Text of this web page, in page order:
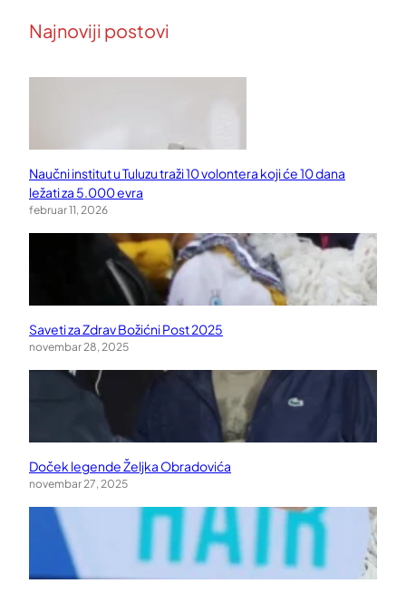
Najnoviji postovi
Naučni institut u Tuluzu traži 10 volontera koji će 10 dana
ležati za 5.000 evra
februar 11, 2026
Saveti za Zdrav Božićni Post 2025
novembar 28, 2025
Doček legende Željka Obradovića
novembar 27, 2025